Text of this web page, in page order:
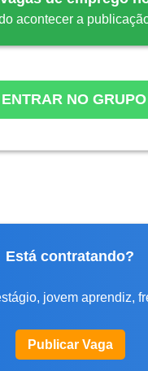
acontecer a
ENTRAR NO GRUPO
Está contratando?
jovem aprendiz,
Publicar Vaga